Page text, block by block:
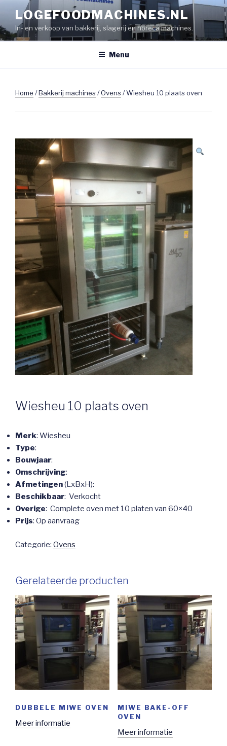
inhoud
springen
LOGEFOODMACHINES.NL
In- en verkoop van bakkerij, slagerij en horeca machines.
Menu
Home /Bakkerij machines /Ovens / Wiesheu 10 plaats oven
Wiesheu 10 plaats oven
Merk: Wiesheu
Type:
Bouwjaar:
Omschrijving:
Afmetingen(LxBxH):
Beschikbaar: Verkocht
Overige: Complete oven met 10 platen van 60×40
Prijs: Op aanvraag
Categorie: Ovens
Gerelateerde producten
DUBBELE MIWE OVEN
Meer informatie
MIWE BAKE-OFF
OVEN
Meer informatie